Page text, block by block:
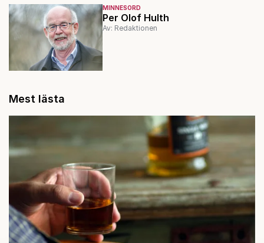
MINNESORD
Per Olof Hulth
Av: Redaktionen
Mest lästa